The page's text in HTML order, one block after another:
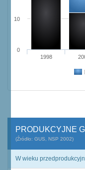
1998
0
10
PRODUKCYJNE
(Źródło: GUS, NSP 2002)
W wieku